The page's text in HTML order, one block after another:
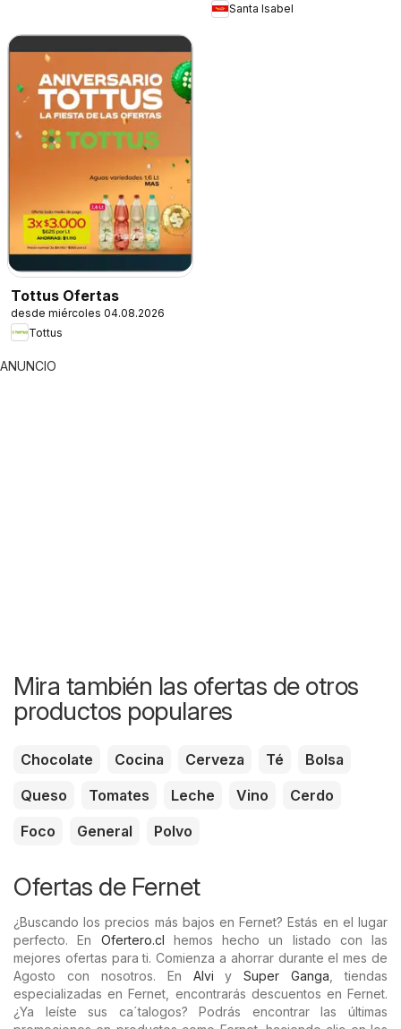
Santa Isabel
Tottus Ofertas
desde miércoles 04.08.2026
Tottus
ANUNCIO
Mira también las ofertas de otros
productos populares
Chocolate Cocina Cerveza Té
Bolsa
Queso
Tomates Leche Vino
Cerdo
Foco
General Polvo
Ofertas de Fernet
¿Buscando los precios más bajos en Fernet? Estás en el lugar
perfecto. En Ofertero.cl hemos hecho un listado con las
mejores ofertas para ti. Comienza a ahorrar durante el mes de
Agosto con nosotros. En Alvi ySuper Ganga , tiendas
especializadas en Fernet, encontrarás descuentos en Fernet.
¿Ya leíste sus ca´talogos? Podrás encontrar las últimas